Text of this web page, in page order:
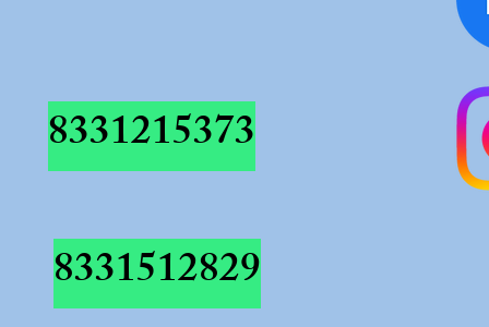
8331215373
8331512829